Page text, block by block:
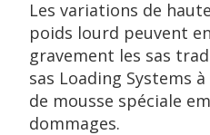
Les variations de
poids lourd peuvent
gravement les sas
sas Loading Systems
de mousse spéciale
dommages.